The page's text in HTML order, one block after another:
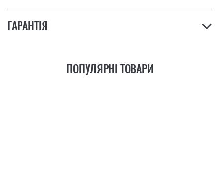
ГАРАНТІЯ
ПОПУЛЯРНІ ТОВАРИ